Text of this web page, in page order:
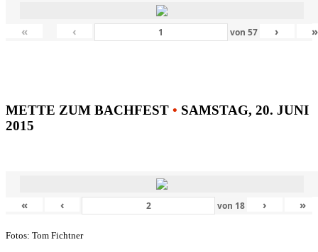
« ‹ von 57 › »
METTE ZUM BACHFEST • SAMSTAG, 20. JUNI
2015
« ‹ von 18 › »
Fotos: Tom Fichtner